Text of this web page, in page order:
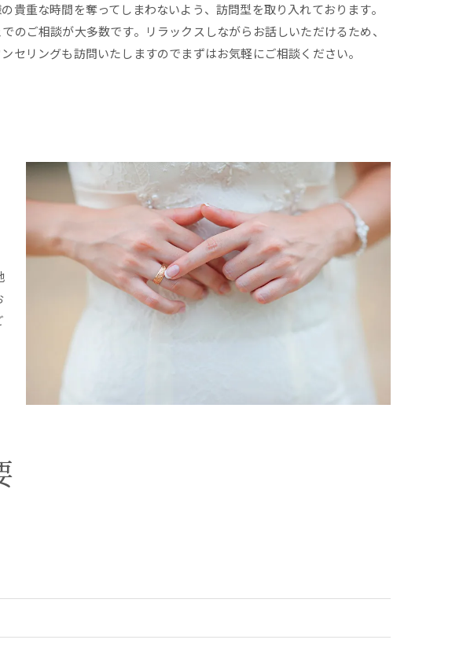
貴重な時間を奪ってしまわないよう、訪問型を取り入れております。
のご相談が大多数です。リラックスしながらお話しいただけるため、
セリングも訪問いたしますのでまずはお気軽にご相談ください。